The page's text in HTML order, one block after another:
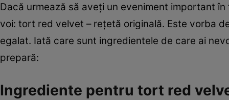
Dacă urmează să aveţi un eveniment important
voi: tort red velvet – reţetă originală. Este vorba
egalat. Iată care sunt ingredientele de care ai
prepară:
Ingrediente pentru tort red